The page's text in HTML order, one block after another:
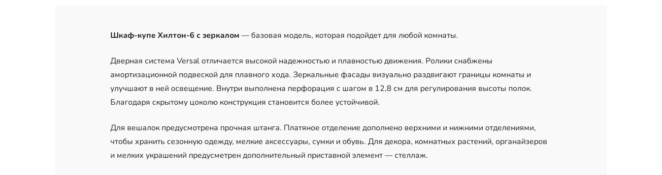
Шкаф-купе Хилтон-6 с зеркалом — базовая модель, которая подойдет для любой комнаты.
Дверная система Versal отличается высокой надежностью и плавностью движения. Ролики снабжены
амортизационной подвеской для плавного хода. Зеркальные фасады визуально раздвигают границы комнаты и
улучшают в ней освещение. Внутри выполнена перфорация с шагом в 12,8 см для регулирования высоты полок.
Благодаря скрытому цоколю конструкция становится более устойчивой.
Для вешалок предусмотрена прочная штанга. Платяное отделение дополнено верхними и нижними отделениями,
чтобы хранить сезонную одежду, мелкие аксессуары, сумки и обувь. Для декора, комнатных растений, органайзеров
и мелких украшений предусметрен дополнительный приставной элемент — стеллаж.